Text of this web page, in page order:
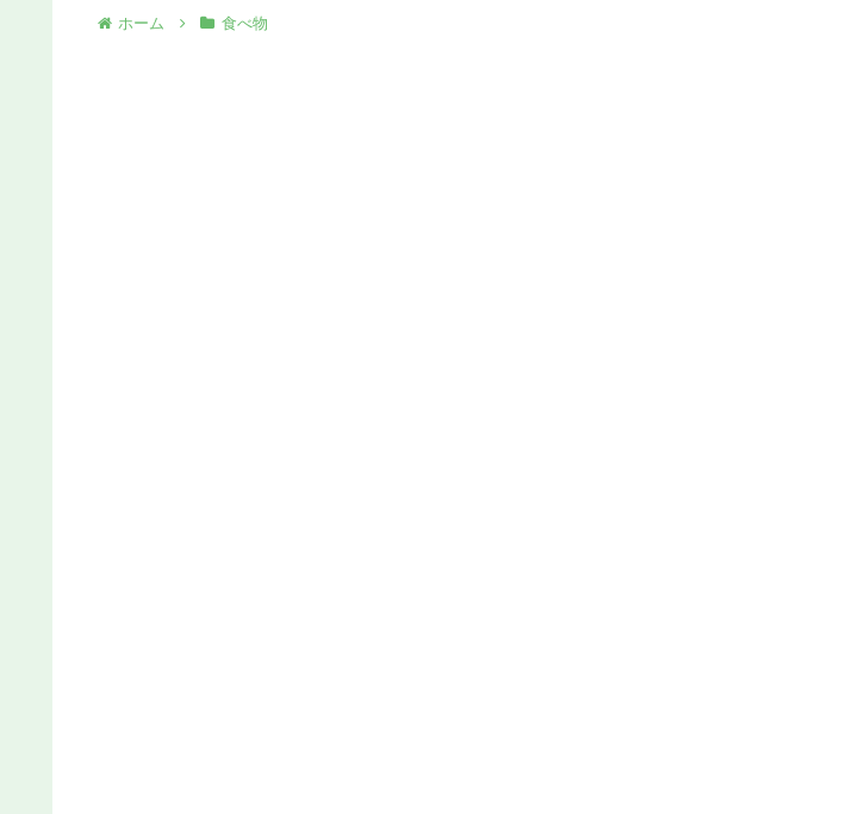
ホーム 食べ物